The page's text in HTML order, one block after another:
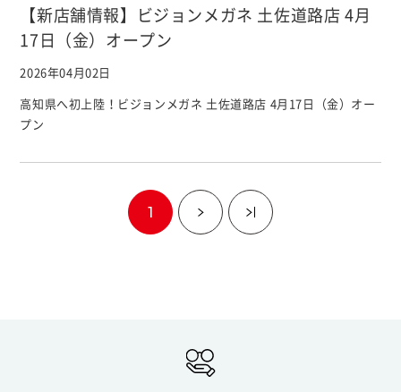
2026年04月02日
【新店舗情報】ビジョンメガネ 土佐道路店 4月
17日（金）オープン
高知県へ初上陸！ビジョンメガネ 土佐道路店 4月17日（金）オー
プン
1